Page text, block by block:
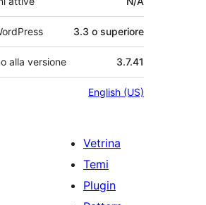
3.3 o superiore
alla versione 3.7.41
English (US)
Vetrina
Temi
Plugin